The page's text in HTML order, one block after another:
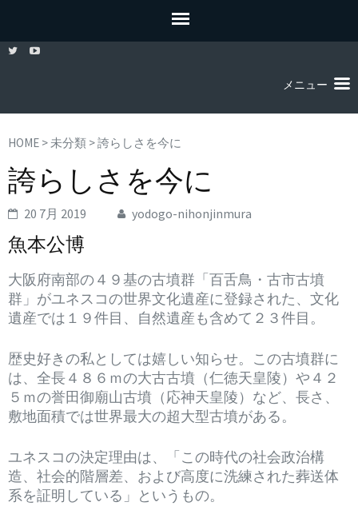
メニュー
HOME >未分類 >誇らしさを今に
誇らしさを今に
20 7月 2019 yodogo-nihonjinmura
魚本公博
大阪府南部の４９基の古墳群「百舌鳥・古市古墳
群」がユネスコの世界文化遺産に登録された、文化
遺産では１９件目、自然遺産も含めて２３件目。
歴史好きの私としては嬉しい知らせ。この古墳群に
は、全長４８６ｍの大古古墳（仁徳天皇陵）や４２
５ｍの誉田御廟山古墳（応神天皇陵）など、長さ、
敷地面積では世界最大の超大型古墳がある。
ユネスコの決定理由は、「この時代の社会政治構
造、社会的階層差、および高度に洗練された葬送体
系を証明している」というもの。